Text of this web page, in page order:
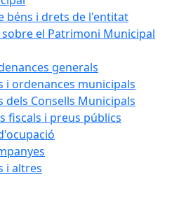
béns i drets de l'entitat
el Patrimoni Municipal
generals
i ordenances municipals
dels Consells Municipals
fiscals i preus públics
i altres